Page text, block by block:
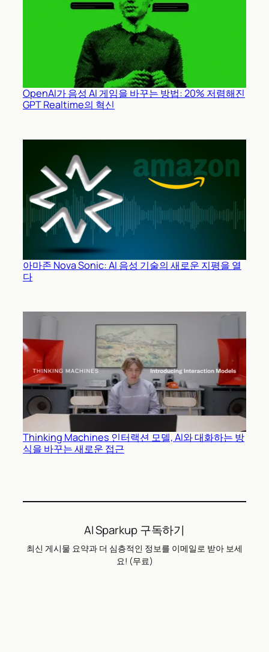
OpenAI가 음성 AI 게임을 바꾸는 방법: 20% 저렴해진
GPT Realtime의 혁신
아마존 Nova Sonic: AI 음성 기술의 새로운 지평을 열
다
Thinking Machines 인터랙션 모델, AI와 대화하는 방
식을 바꾸는 새로운 접근
AI Sparkup 구독하기
최신 게시물 요약과 더 심층적인 정보를 이메일로 받아 보세
요! (무료)